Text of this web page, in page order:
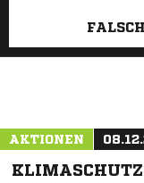
AKTIONEN